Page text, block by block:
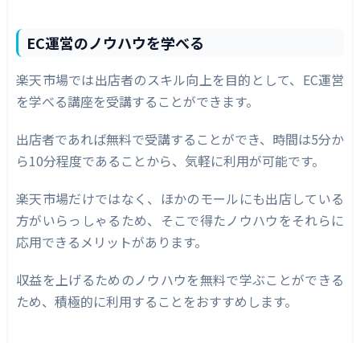
EC運営のノウハウを学べる
楽天市場では出店者のスキル向上を目的として、EC運営
を学べる講座を受講することができます。
出店者であれば無料で受講することができ、時間は5分か
ら10分程度であることから、気軽に利用が可能です。
楽天市場だけではなく、ほかのモールにも出店している
方がいらっしゃるため、そこで得たノウハウをそれらに
応用できるメリットがあります。
収益を上げるためのノウハウを無料で学ぶことができる
ため、積極的に利用することをおすすめします。